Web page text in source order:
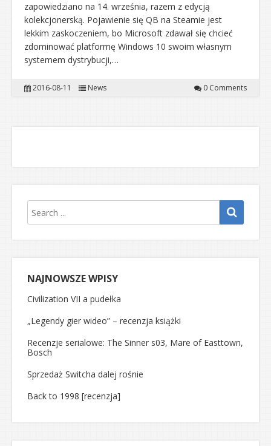
zapowiedziano na 14. września, razem z edycją
kolekcjonerską. Pojawienie się QB na Steamie jest
lekkim zaskoczeniem, bo Microsoft zdawał się chcieć
zdominować platformę Windows 10 swoim własnym
systemem dystrybucji,…
2016-08-11 News 0 Comments
NAJNOWSZE WPISY
Civilization VII a pudełka
„Legendy gier wideo” – recenzja książki
Recenzje serialowe: The Sinner s03, Mare of Easttown,
Bosch
Sprzedaż Switcha dalej rośnie
Back to 1998 [recenzja]